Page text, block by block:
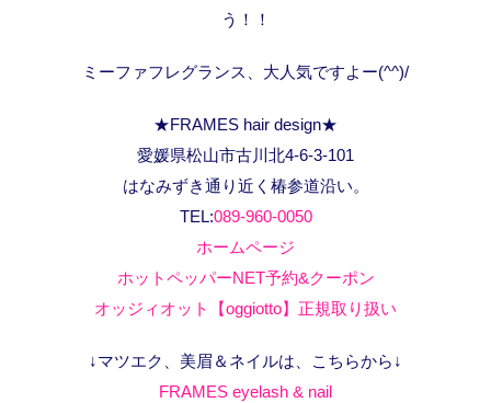
う！！
ミーファフレグランス、大人気ですよー(^^)/
★FRAMES hair design★
愛媛県松山市古川北4-6-3-101
はなみずき通り近く椿参道沿い。
TEL:089-960-0050
ホームページ
ホットペッパーNET予約&クーポン
オッジィオット【oggiotto】正規取り扱い
↓マツエク、美眉＆ネイルは、こちらから↓
FRAMES eyelash & nail